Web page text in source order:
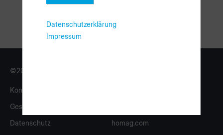
©2026 Copyright HOMAG Group
Kontakt
Geschäftsbedingungen
Datenschutz
homag.com
Datenschutzerklärung
Impressum